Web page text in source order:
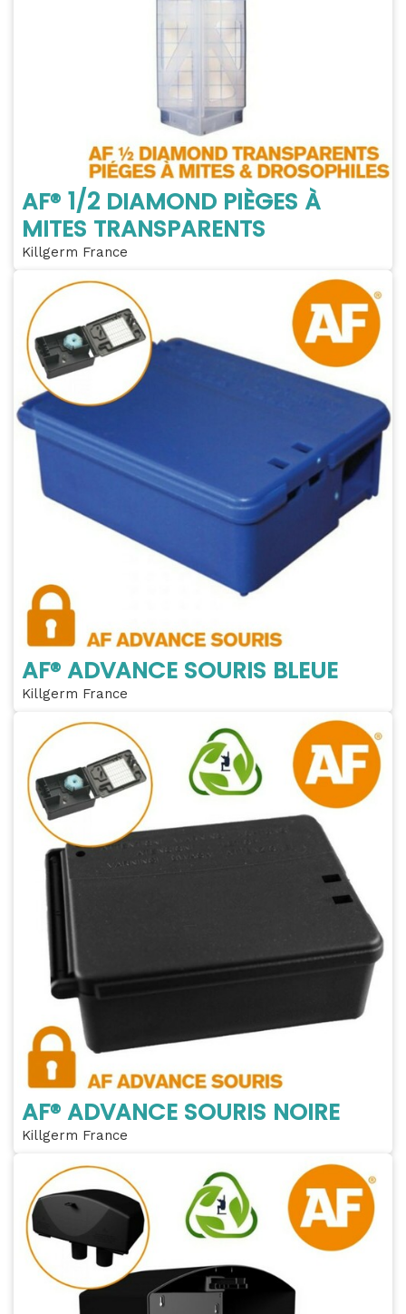
AF® 1/2 DIAMOND PIÈGES À
MITES TRANSPARENTS
Killgerm France
AF® ADVANCE SOURIS BLEUE
Killgerm France
AF® ADVANCE SOURIS NOIRE
Killgerm France